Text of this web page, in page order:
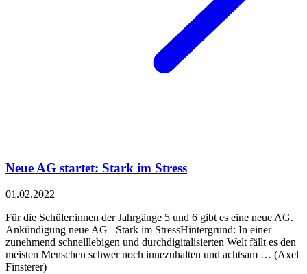
Neue AG startet: Stark im Stress
01.02.2022
Für die Schüler:innen der Jahrgänge 5 und 6 gibt es eine neue AG.
Ankündigung neue AG Stark im StressHintergrund: In einer
zunehmend schnelllebigen und durchdigitalisierten Welt fällt es den
meisten Menschen schwer noch innezuhalten und achtsam … (Axel
Finsterer)